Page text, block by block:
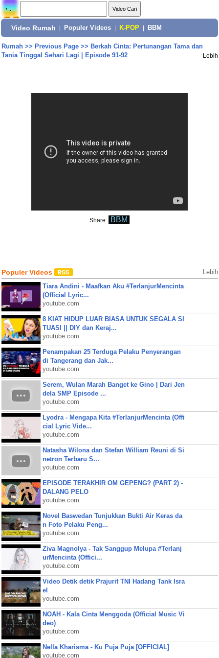
Video Rumah Populer Videos K-POP BBM
Rumah>> Previous Page>> Berkah Cinta: Pertunangan Tama dan
Tania Tinggal Sehari Lagi | Episode 91-92
Lebih
Share: BBM
Populer Videos Lebih
Tiara Andini - Maafkan Aku #TerlanjurMencinta
(Official Lyric...
youtube.com
8 KIAT HIDUP LUAR BIASA UNTUK SEGALA SI
TUASI || DIY dan Keraj...
youtube.com
Penampakan 25 Terduga Pelaku Penyerangan
di Tangerang dan Jak...
youtube.com
Serem, Wulan Marah Banget ke Gino | Dari Jen
dela SMP Episode ...
youtube.com
Lyodra - Mengapa Kita #TerlanjurMencinta (Offi
cial Lyric Vide...
youtube.com
Natasha Wilona dan Stefan William Reuni di Si
netron Terbaru S...
youtube.com
EPISODE TERAKHIR OM GEPENG? (PART 2) -
DALANG PELO
youtube.com
Novel Baswedan Tunjukkan Bukti Air Keras da
n Foto Pelaku Peng...
youtube.com
Ziva Magnolya - Tak Sanggup Melupa #Terlanj
urMencinta (Offici...
youtube.com
Video Detik detik Prajurit TNI Hadang Tank Isra
el
youtube.com
NOAH - Kala Cinta Menggoda (Official Music Vi
deo)
youtube.com
Nella Kharisma - Ku Puja Puja [OFFICIAL]
youtube.com